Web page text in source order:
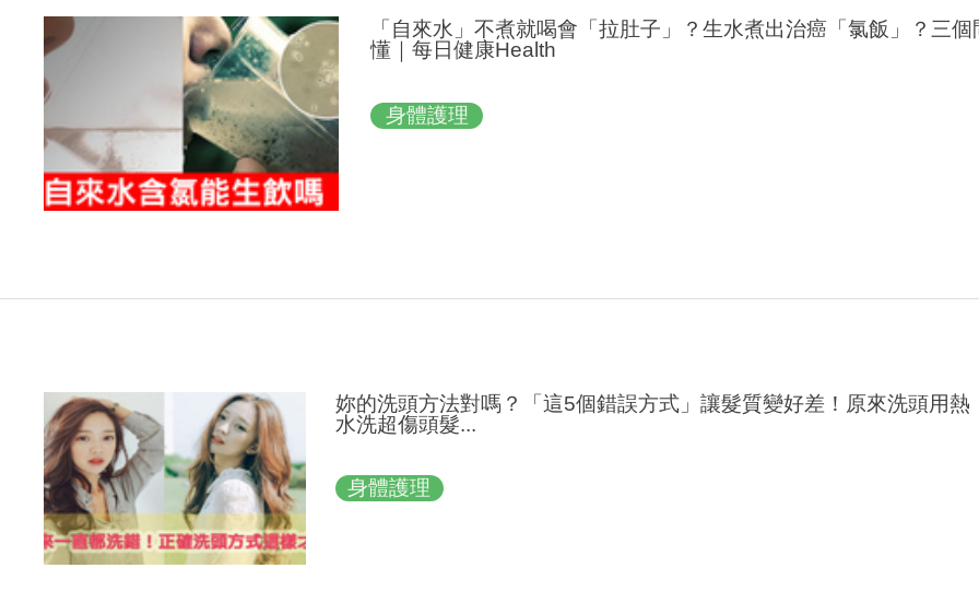
「自來水」不煮就喝會「拉肚子」？生水煮出治癌「氯飯」？三
懂｜每日健康Health
身體護理
妳的洗頭方法對嗎？「這5個錯誤方式」讓髮質變好差！原來洗頭用熱
水洗超傷頭髮...
身體護理